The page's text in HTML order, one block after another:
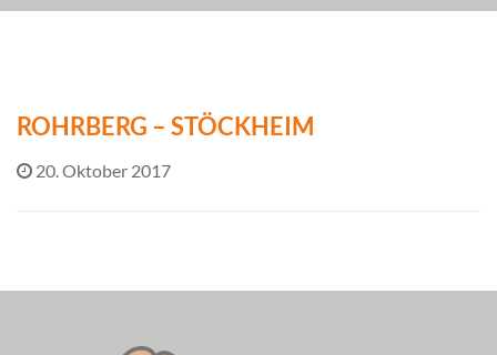
ROHRBERG – STÖCKHEIM
20. Oktober 2017